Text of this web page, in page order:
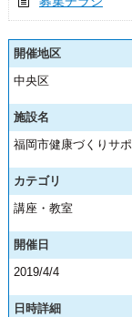
開催地区
中央区
施設名
福岡市健康づくりサ
カテゴリ
講座・教室
開催日
2019/4/4
日時詳細